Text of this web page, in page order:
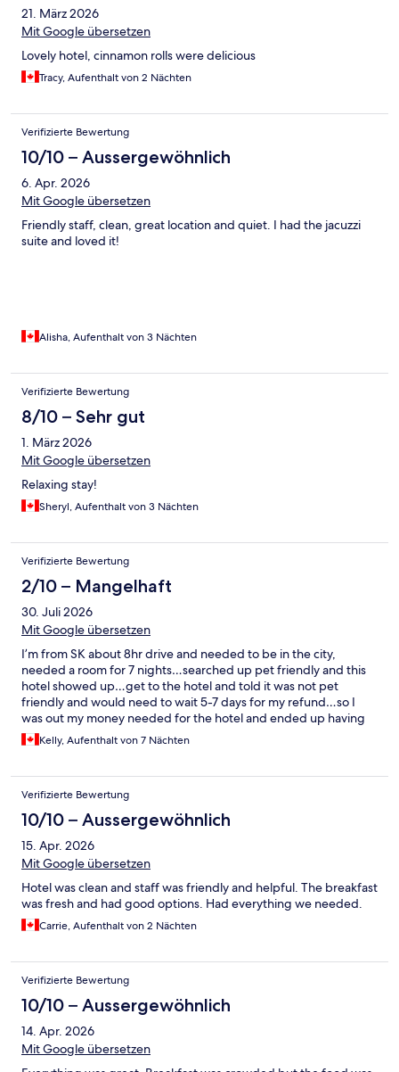
21. März 2026
Mit Google übersetzen
Lovely hotel, cinnamon rolls were delicious
Tracy, Aufenthalt von 2 Nächten
Verifizierte Bewertung
10/10 – Aussergewöhnlich
6. Apr. 2026
Mit Google übersetzen
Friendly staff, clean, great location and quiet. I had the jacuzzi
suite and loved it!
Alisha, Aufenthalt von 3 Nächten
Verifizierte Bewertung
8/10 – Sehr gut
1. März 2026
Mit Google übersetzen
Relaxing stay!
Sheryl, Aufenthalt von 3 Nächten
Verifizierte Bewertung
2/10 – Mangelhaft
30. Juli 2026
Mit Google übersetzen
I’m from SK about 8hr drive and needed to be in the city,
needed a room for 7 nights…searched up pet friendly and this
hotel showed up…get to the hotel and told it was not pet
friendly and would need to wait 5-7 days for my refund…so I
was out my money needed for the hotel and ended up having
to borrow until my payment was refunded and find another
room….Huge inconvenience and totally disappointing
Kelly, Aufenthalt von 7 Nächten
Verifizierte Bewertung
10/10 – Aussergewöhnlich
15. Apr. 2026
Mit Google übersetzen
Hotel was clean and staff was friendly and helpful. The breakfast
was fresh and had good options. Had everything we needed.
Carrie, Aufenthalt von 2 Nächten
Verifizierte Bewertung
10/10 – Aussergewöhnlich
14. Apr. 2026
Mit Google übersetzen